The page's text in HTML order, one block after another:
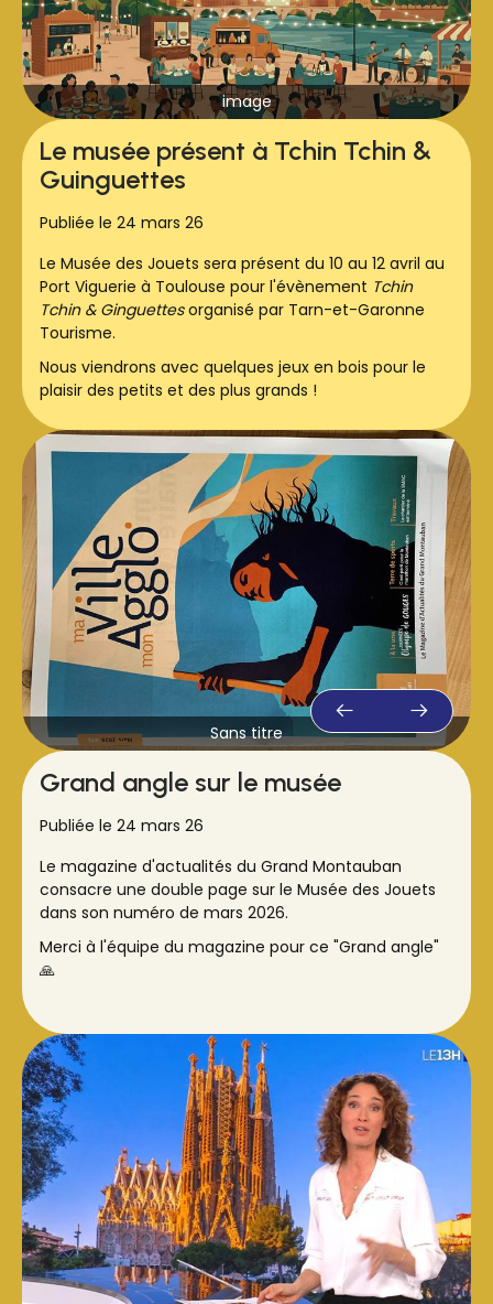
image
Le musée présent à Tchin Tchin &
Guinguettes
Publiée le 24 mars 26
Le Musée des Jouets sera présent du 10 au 12 avril au
Port Viguerie à Toulouse pour l'évènement Tchin
Tchin & Ginguettesorganisé par Tarn-et-Garonne
Tourisme.
Nous viendrons avec quelques jeux en bois pour le
plaisir des petits et des plus grands !
Sans titre
Grand angle sur le musée
Publiée le 24 mars 26
Le magazine d'actualités du Grand Montauban
consacre une double page sur le Musée des Jouets
dans son numéro de mars 2026.
Merci à l'équipe du magazine pour ce "Grand angle"
🙏